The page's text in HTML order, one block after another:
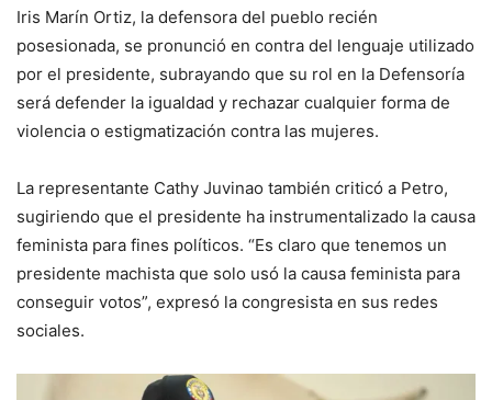
Iris Marín Ortiz, la defensora del pueblo recién
posesionada, se pronunció en contra del lenguaje utilizado
por el presidente, subrayando que su rol en la Defensoría
será defender la igualdad y rechazar cualquier forma de
violencia o estigmatización contra las mujeres.
La representante Cathy Juvinao también criticó a Petro,
sugiriendo que el presidente ha instrumentalizado la causa
feminista para fines políticos. “Es claro que tenemos un
presidente machista que solo usó la causa feminista para
conseguir votos”, expresó la congresista en sus redes
sociales.